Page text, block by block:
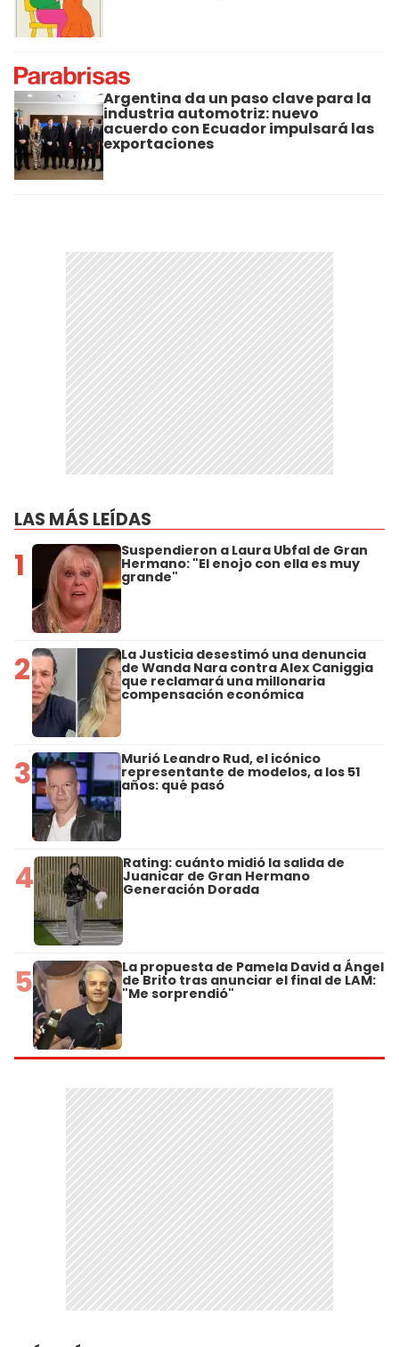
Argentina da un paso clave para la
industria automotriz: nuevo
acuerdo con Ecuador impulsará las
exportaciones
LAS MÁS LEÍDAS
1 Suspendieron a Laura Ubfal de Gran
Hermano: "El enojo con ella es muy
grande"
2 La Justicia desestimó una denuncia
de Wanda Nara contra Alex Caniggia
que reclamará una millonaria
compensación económica
3 Murió Leandro Rud, el icónico
representante de modelos, a los 51
años: qué pasó
4 Rating: cuánto midió la salida de
Juanicar de Gran Hermano
Generación Dorada
5 La propuesta de Pamela David a Ángel
de Brito tras anunciar el final de LAM:
"Me sorprendió"